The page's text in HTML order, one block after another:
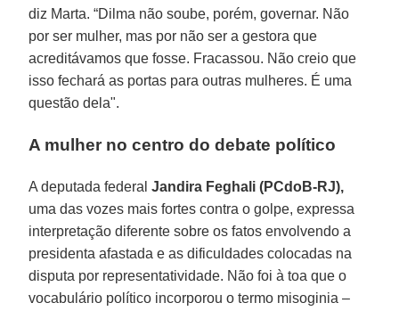
diz Marta. “Dilma não soube, porém, governar. Não
por ser mulher, mas por não ser a gestora que
acreditávamos que fosse. Fracassou. Não creio que
isso fechará as portas para outras mulheres. É uma
questão dela".
A mulher no centro do debate político
A deputada federalJandira Feghali (PCdoB-RJ),
uma das vozes mais fortes contra o golpe, expressa
interpretação diferente sobre os fatos envolvendo a
presidenta afastada e as dificuldades colocadas na
disputa por representatividade. Não foi à toa que o
vocabulário político incorporou o termo misoginia –